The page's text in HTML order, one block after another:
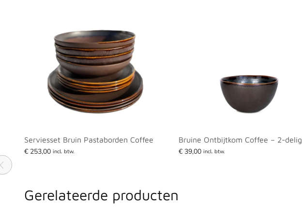
Serviesset Bruin Pastaborden Coffee
€ 253,00 incl. btw.
Bruine Ontbijtkom Coffee – 2-delig
€ 39,00 incl. btw.
Gerelateerde producten